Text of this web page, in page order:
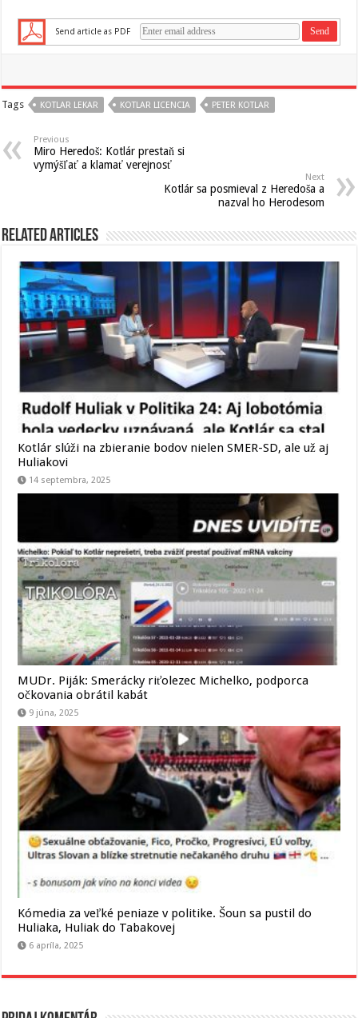
Send article as PDF
Tags KOTLAR LEKAR KOTLAR LICENCIA PETER KOTLAR
Previous
Miro Heredoš: Kotlár prestaň si
vymýšľať a klamať verejnosť
Next
Kotlár sa posmieval z Heredoša a
nazval ho Herodesom
Related Articles
Kotlár slúži na zbieranie bodov nielen SMER-SD, ale už aj
Huliakovi
14 septembra, 2025
MUDr. Piják: Smerácky riťolezec Michelko, podporca
očkovania obrátil kabát
9 júna, 2025
Kómedia za veľké peniaze v politike. Šoun sa pustil do
Huliaka, Huliak do Tabakovej
6 apríla, 2025